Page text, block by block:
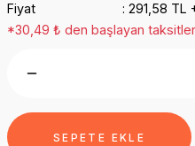
Fiyat
291,58 TL
*30,49 ₺ den başlayan
SEPETE EKLE